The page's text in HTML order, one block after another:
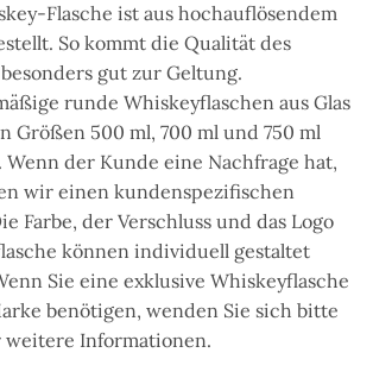
Flasche ist aus hochauflösendem
So kommt die Qualität des
gut zur Geltung.
runde Whiskeyflaschen aus Glas
Größen 500 ml, 700 ml und 750 ml
der Kunde eine Nachfrage hat,
wir einen kundenspezifischen
Farbe, der Verschluss und das Logo
können individuell gestaltet
Sie eine exklusive Whiskeyflasche
benötigen, wenden Sie sich bitte
weitere Informationen.